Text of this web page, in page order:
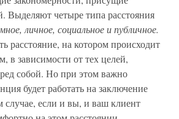
Выделяют четыре типа расстояния
личное, социальное и публичное.
расстояние, на котором происходит
в зависимости от тех целей,
собой. Но при этом важно
будет работать на заключение
случае, если и вы, и ваш клиент